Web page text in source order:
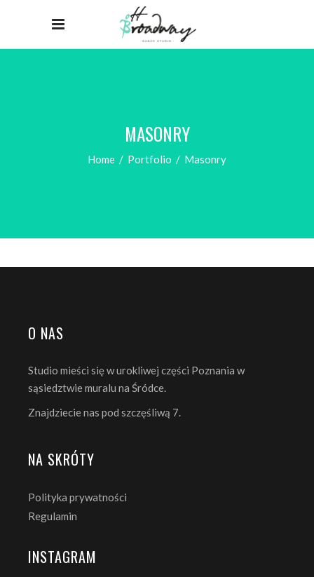
MASONRY
Home / Portfolio / Masonry
O NAS
Studio mieści się w urokliwej części Poznania w
sąsiedztwie muralu na Śródce.
Znajdziecie nas pod szczęśliwą 7.
NA SKRÓTY
Polityka prywatności
Regulamin
INSTAGRAM